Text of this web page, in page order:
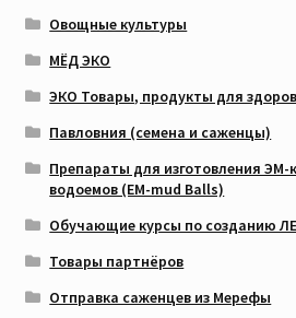
Овощные культуры
МЁД ЭКО
ЭКО Товары, продукты для
Павловния (семена и саженцы)
Препараты для изготовления ЭМ-
водоемов (EM-mud Balls)
Обучающие курсы по созданию
Товары партнёров
Отправка саженцев из Мерефы